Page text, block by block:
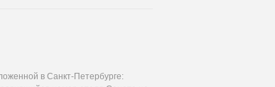
в Санкт-Петербурге: